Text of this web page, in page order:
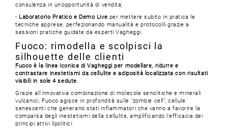
consulenza in un'opportunità di vendita;
- Laboratorio Pratico e Demo Live per mettere subito in pratica le
tecniche apprese, perfezionando manualità e protocolli grazie a
sessioni pratiche guidate da esperti Vagheggi.
Fuoco: rimodella e scolpisci la
silhouette delle clienti
Fuoco è la linea iconica di Vagheggi per modellare, ridurre e
contrastare inestetismi da cellulite e adiposità localizzata con risultati
visibili in sole 4 sedute.
Grazie all'innovativa combinazione di molecole senolitiche e minerali
vulcanici, Fuoco agisce in profondità sulle "zombie cell", cellule
senescenti che generano stati infiammatori che vanno a favorire la
comparsa degli inestetismi della cellulite, amplificando l'efficacia dei
principi attivi lipolitici.